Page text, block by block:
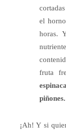
el
horas.
fruta
piñones.
¡Ah! Y si